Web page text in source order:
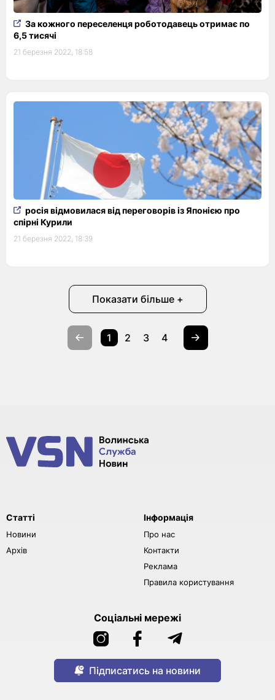
За кожного переселенця роботодавець отримає по
6,5 тисячі
21 березня 2022, 18:58
росія відмовилася від переговорів із Японією про
спірні Курили
21 березня 2022, 18:39
Показати більше +
1 2 3 4
Статті
Новини
Архів
Інформація
Про нас
Контакти
Реклама
Правила користування
Соціальні мережі
Підписатись на новини